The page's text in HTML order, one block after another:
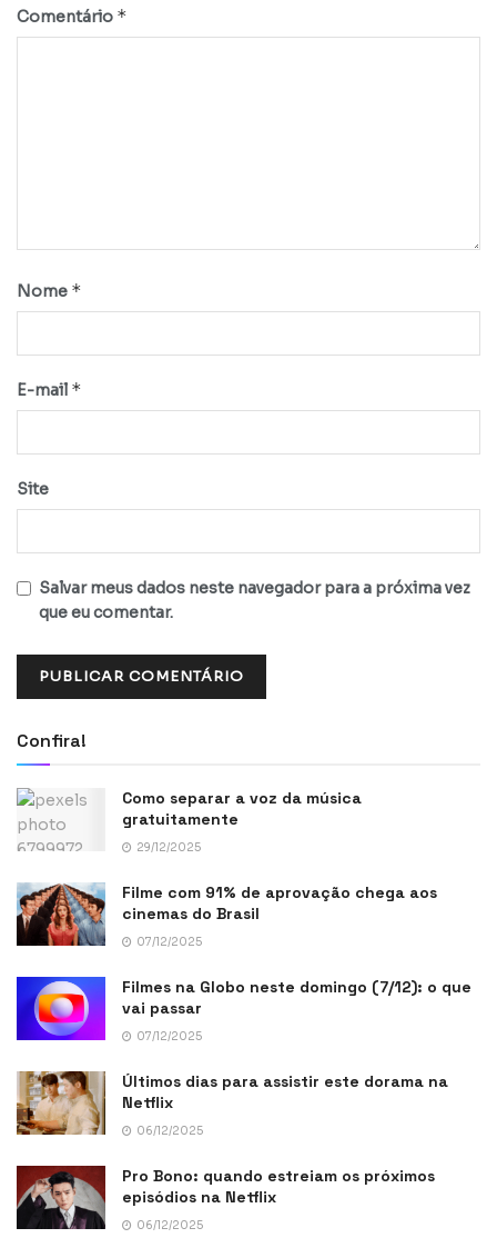
Comentário *
Nome *
E-mail *
Site
Salvar meus dados neste navegador para a próxima vez
que eu comentar.
Confira!
Como separar a voz da música
gratuitamente
29/12/2025
Filme com 91% de aprovação chega aos
cinemas do Brasil
07/12/2025
Filmes na Globo neste domingo (7/12): o que
vai passar
07/12/2025
Últimos dias para assistir este dorama na
Netflix
06/12/2025
Pro Bono: quando estreiam os próximos
episódios na Netflix
06/12/2025